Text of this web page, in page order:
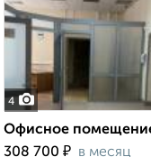
4
Офисное
308 700 ₽ в месяц